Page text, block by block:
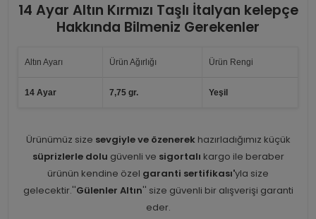
14 Ayar Altın Kırmızı Taşlı İtalyan kelepçe
Hakkında Bilmeniz Gerekenler
Altın Ayarı Ürün Ağırlığı Ürün Rengi
14 Ayar 7,75 gr. Yeşil
Ürünümüz size sevgiyle ve özenerekhazırladığımız küçük
süprizlerle dolu güvenli ve sigortalı kargo ile beraber
ürünün kendine özel garanti sertifikası'yla size
gelecektir.''Gülenler Altın'' size güvenli bir alışverişi garanti
eder.